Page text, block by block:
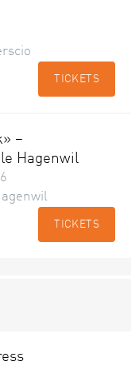
TICKETS
–
Hagenwil
TICKETS